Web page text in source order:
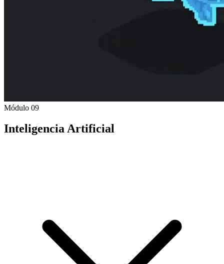
Módulo 09
Inteligencia Artificial